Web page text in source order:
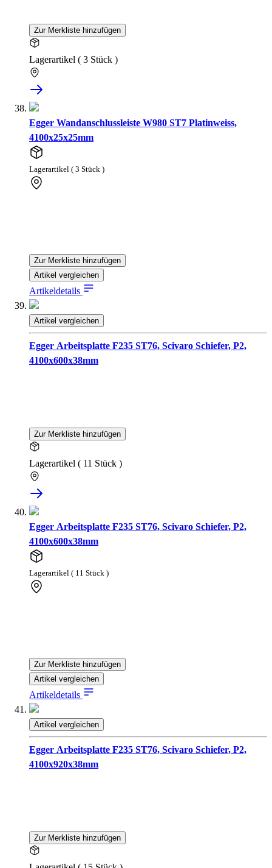
Zur Merkliste hinzufügen
Lagerartikel ( 3 Stück )
Egger Wandanschlussleiste W980 ST7 Platinweiss,
4100x25x25mm
Lagerartikel ( 3 Stück )
Zur Merkliste hinzufügen
Artikel vergleichen
Artikeldetails
Artikel vergleichen
Egger Arbeitsplatte F235 ST76, Scivaro Schiefer, P2,
4100x600x38mm
Zur Merkliste hinzufügen
Lagerartikel ( 11 Stück )
Egger Arbeitsplatte F235 ST76, Scivaro Schiefer, P2,
4100x600x38mm
Lagerartikel ( 11 Stück )
Zur Merkliste hinzufügen
Artikel vergleichen
Artikeldetails
Artikel vergleichen
Egger Arbeitsplatte F235 ST76, Scivaro Schiefer, P2,
4100x920x38mm
Zur Merkliste hinzufügen